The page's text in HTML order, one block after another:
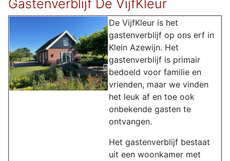
Gastenverblijf De VijfKleur
De VijfKleur is het
gastenverblijf op ons erf in
Klein Azewijn. Het
gastenverblijf is primair
bedoeld voor familie en
vrienden, maar we vinden
het leuk af en toe ook
onbekende gasten te
ontvangen.
Het gastenverblijf bestaat
uit een woonkamer met